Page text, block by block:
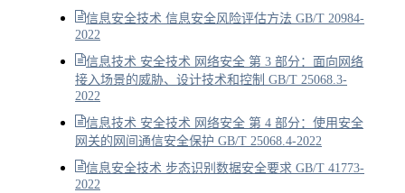
信息安全技术 信息安全风险评估方法 GB/T 20984-
2022
信息技术 安全技术 网络安全 第 3 部分：面向网络
接入场景的威胁、设计技术和控制 GB/T 25068.3-
2022
信息技术 安全技术 网络安全 第 4 部分：使用安全
网关的网间通信安全保护 GB/T 25068.4-2022
信息安全技术 步态识别数据安全要求 GB/T 41773-
2022